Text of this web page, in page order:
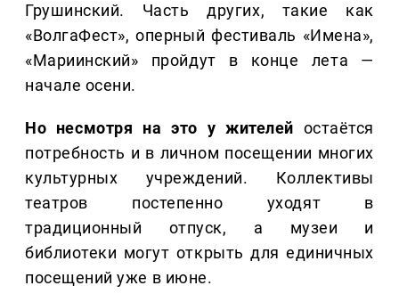
Грушинский. Часть других, такие как
«ВолгаФест», оперный фестиваль «Имена»,
«Мариинский» пройдут в конце лета —
начале осени.
Но несмотря на это у жителей остаётся
потребность и в личном посещении многих
культурных учреждений. Коллективы
театров постепенно уходят в
традиционный отпуск, а музеи и
библиотеки могут открыть для единичных
посещений уже в июне.